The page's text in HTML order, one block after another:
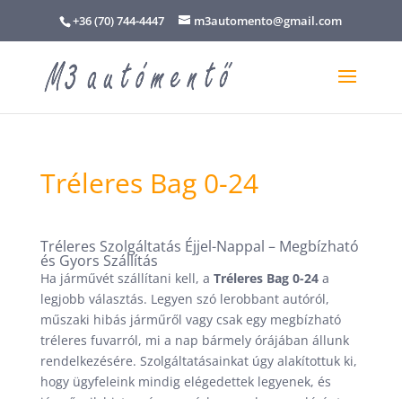
+36 (70) 744-4447 m3automento@gmail.com
Tréleres Bag 0-24
Tréleres Szolgáltatás Éjjel-Nappal – Megbízható
és Gyors Szállítás
Ha járművét szállítani kell, a Tréleres Bag 0-24a
legjobb választás. Legyen szó lerobbant autóról,
műszaki hibás járműről vagy csak egy megbízható
tréleres fuvarról, mi a nap bármely órájában állunk
rendelkezésére. Szolgáltatásainkat úgy alakítottuk ki,
hogy ügyfeleink mindig elégedettek legyenek, és